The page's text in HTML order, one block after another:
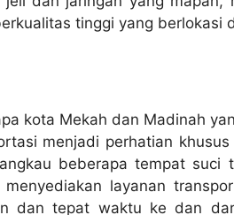
tinggi yang berlokasi
kota Mekah dan Madinah
menjadi perhatian
beberapa tempat suci
layanan
dan tepat waktu ke dan